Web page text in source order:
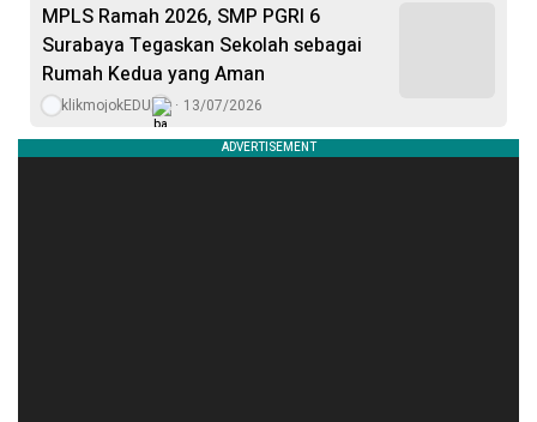
MPLS Ramah 2026, SMP PGRI 6
Surabaya Tegaskan Sekolah sebagai
Rumah Kedua yang Aman
klikmojokEDU 13/07/2026